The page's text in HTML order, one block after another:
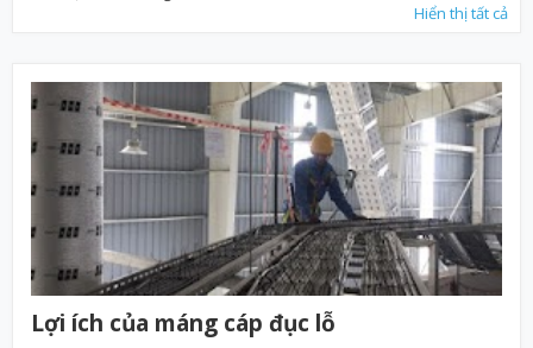
Hiển thị tất cả
Lợi ích của máng cáp đục lỗ